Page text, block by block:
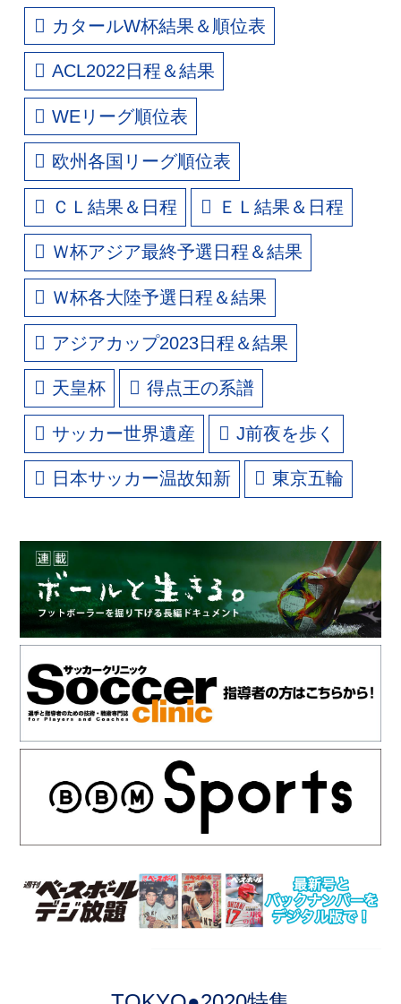
カタールW杯結果＆順位表
ACL2022日程＆結果
WEリーグ順位表
欧州各国リーグ順位表
ＣＬ結果＆日程 ＥＬ結果＆日程
Ｗ杯アジア最終予選日程＆結果
Ｗ杯各大陸予選日程＆結果
アジアカップ2023日程＆結果
天皇杯 得点王の系譜
サッカー世界遺産 J前夜を歩く
日本サッカー温故知新 東京五輪